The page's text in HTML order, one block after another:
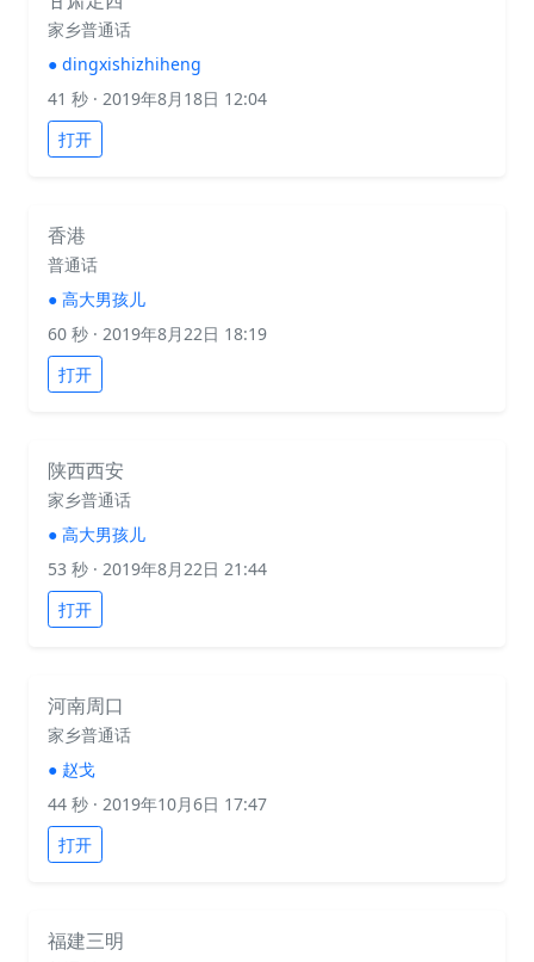
家乡普通话
● dingxishizhiheng
41 秒 · 2019年8月18日 12:04
打开
香港
普通话
● 高大男孩儿
60 秒 · 2019年8月22日 18:19
打开
陕西西安
家乡普通话
● 高大男孩儿
53 秒 · 2019年8月22日 21:44
打开
河南周口
家乡普通话
● 赵戈
44 秒 · 2019年10月6日 17:47
打开
福建三明